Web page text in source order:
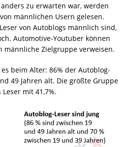
zu erwarten war, werden
männlichen Usern gelesen.
von Autoblogs männlich sind,
Automotive-Youtuber können
männliche Zielgruppe verweisen.
beim Alter: 86% der Autoblog-
49 Jahren alt. Die größte Gruppe
mit 41,7%.